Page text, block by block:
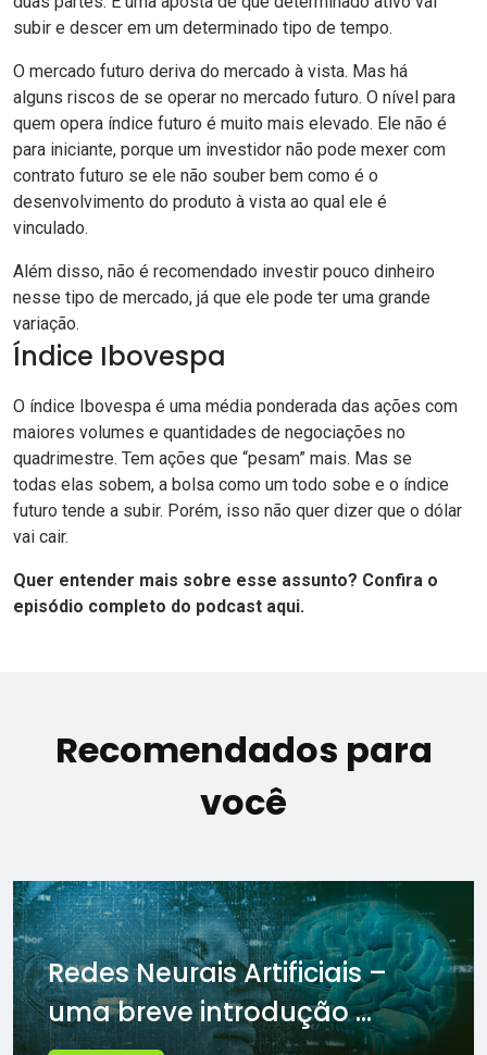
subir e descer em um determinado tipo de tempo.
O mercado futuro deriva do mercado à vista. Mas há
alguns riscos de se operar no mercado futuro. O nível para
quem opera índice futuro é muito mais elevado. Ele não é
para iniciante, porque um investidor não pode mexer com
contrato futuro se ele não souber bem como é o
desenvolvimento do produto à vista ao qual ele é
vinculado.
Além disso, não é recomendado investir pouco dinheiro
nesse tipo de mercado, já que ele pode ter uma grande
variação.
Índice Ibovespa
O índice Ibovespa é uma média ponderada das ações com
maiores volumes e quantidades de negociações no
quadrimestre. Tem ações que “pesam” mais. Mas se
todas elas sobem, a bolsa como um todo sobe e o índice
futuro tende a subir. Porém, isso não quer dizer que o dólar
vai cair.
Quer entender mais sobre esse assunto? Confira o
episódio completo do podcast aqui.
Recomendados para
você
Redes Neurais Artificiais –
uma breve introdução ...